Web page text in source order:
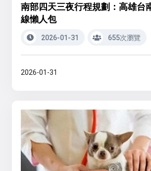
南部四天三夜行程規劃：高雄台
線懶人包
2026-01-31 655次瀏覽
2026-01-31